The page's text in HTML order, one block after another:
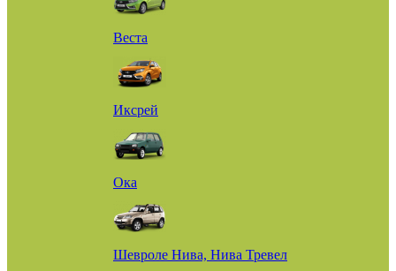
Веста
Иксрей
Ока
Шевроле Нива, Нива Тревел